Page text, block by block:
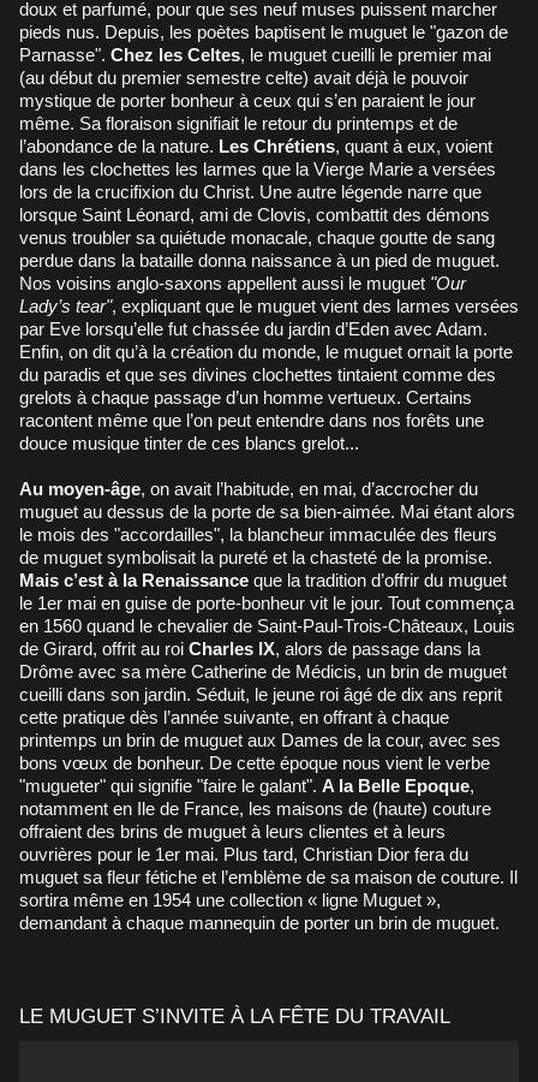
doux et parfumé, pour que ses neuf muses puissent marcher
pieds nus. Depuis, les poètes baptisent le muguet le "gazon de
Parnasse". Chez les Celtes, le muguet cueilli le premier mai
(au début du premier semestre celte) avait déjà le pouvoir
mystique de porter bonheur à ceux qui s’en paraient le jour
même. Sa floraison signifiait le retour du printemps et de
l’abondance de la nature. Les Chrétiens, quant à eux, voient
dans les clochettes les larmes que la Vierge Marie a versées
lors de la crucifixion du Christ. Une autre légende narre que
lorsque Saint Léonard, ami de Clovis, combattit des démons
venus troubler sa quiétude monacale, chaque goutte de sang
perdue dans la bataille donna naissance à un pied de muguet.
Nos voisins anglo-saxons appellent aussi le muguet "Our
Lady’s tear", expliquant que le muguet vient des larmes versées
par Eve lorsqu’elle fut chassée du jardin d’Eden avec Adam.
Enfin, on dit qu’à la création du monde, le muguet ornait la porte
du paradis et que ses divines clochettes tintaient comme des
grelots à chaque passage d’un homme vertueux. Certains
racontent même que l’on peut entendre dans nos forêts une
douce musique tinter de ces blancs grelot...
Au moyen-âge, on avait l’habitude, en mai, d’accrocher du
muguet au dessus de la porte de sa bien-aimée. Mai étant alors
le mois des "accordailles", la blancheur immaculée des fleurs
de muguet symbolisait la pureté et la chasteté de la promise.
Mais c’est à la Renaissance que la tradition d’offrir du muguet
le 1er mai en guise de porte-bonheur vit le jour. Tout commença
en 1560 quand le chevalier de Saint-Paul-Trois-Châteaux, Louis
de Girard, offrit au roi Charles IX, alors de passage dans la
Drôme avec sa mère Catherine de Médicis, un brin de muguet
cueilli dans son jardin. Séduit, le jeune roi âgé de dix ans reprit
cette pratique dès l’année suivante, en offrant à chaque
printemps un brin de muguet aux Dames de la cour, avec ses
bons vœux de bonheur. De cette époque nous vient le verbe
"mugueter" qui signifie "faire le galant". A la Belle Epoque,
notamment en Ile de France, les maisons de (haute) couture
offraient des brins de muguet à leurs clientes et à leurs
ouvrières pour le 1er mai. Plus tard, Christian Dior fera du
muguet sa fleur fétiche et l’emblème de sa maison de couture. Il
sortira même en 1954 une collection « ligne Muguet »,
demandant à chaque mannequin de porter un brin de muguet.
LE MUGUET S’INVITE À LA FÊTE DU TRAVAIL